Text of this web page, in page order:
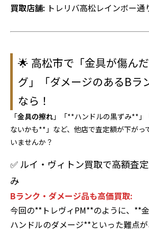
買取店舗: トレリバ高松レインボー通
🌟 高松市で「金具が傷ん
グ」「ダメージのあるBラ
なら！
「金具の擦れ 」「**ハンドルの黒ずみ**
ないかも**」など、他店で査定額が下がっ
いませんか？
✅ ルイ・ヴィトン買取で高額査
み
Bランク・ダメージ品も高価買取:
今回の**トレヴィPM**のように、**
ハンドルのダメージ**といった難点